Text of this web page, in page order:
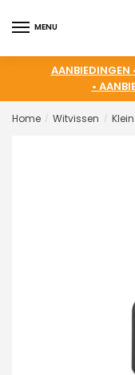
MENU
AANBIEDINGEN
•
Home / Witvissen /